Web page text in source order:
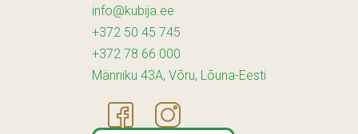
info@kubija.ee
+372 50 45 745
+372 78 66 000
Männiku 43A, Võru, Lõuna-Eesti